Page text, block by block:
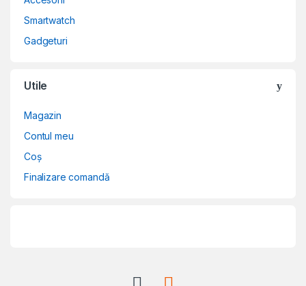
Smartwatch
Gadgeturi
Utile
Magazin
Contul meu
Coș
Finalizare comandă